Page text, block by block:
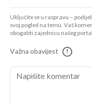
Uključite se u raspravu –
svoj pogled na temu. Vaš
obogatiti zajednicu našeg
Važna obavijest !